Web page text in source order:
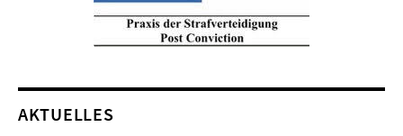
AKTUELLES